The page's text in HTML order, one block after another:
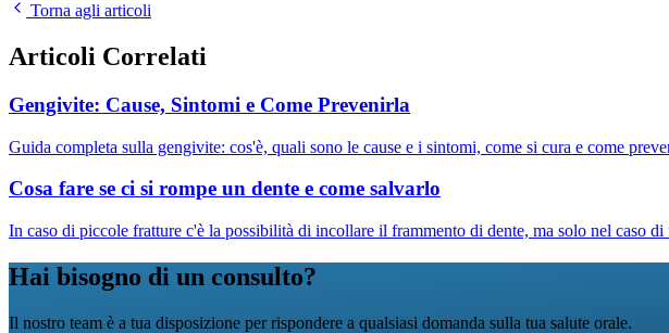
Torna agli articoli
Articoli Correlati
Gengivite: Cause, Sintomi e Come Prevenirla
Guida completa sulla gengivite: cos'è, quali sono le cause e i sintomi, come si cura e come
Cosa fare se ci si rompe un dente e come salvarlo
In caso di piccole fratture c'è la possibilità di incollare il frammento di dente, ma solo nel caso
Hai bisogno di un consulto?
Il nostro team è a tua disposizione per rispondere a qualsiasi domanda sulla tua salute orale.